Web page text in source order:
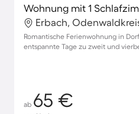
Wohnung mit 1
Erbach,
Romantische Ferienwohnung in
entspannte Tage zu zweit und
ab 65 €